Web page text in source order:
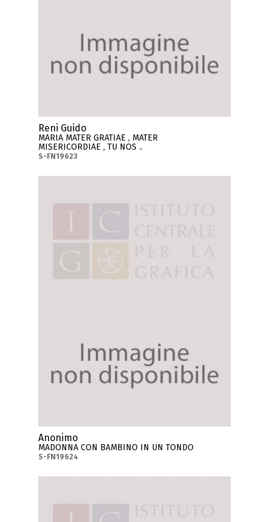
Reni Guido
MARIA MATER GRATIAE , MATER
MISERICORDIAE , TU NOS ..
S-FN19623
Anonimo
MADONNA CON BAMBINO IN UN TONDO
S-FN19624